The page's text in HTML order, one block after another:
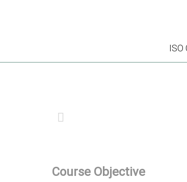
ISO
Course Objective